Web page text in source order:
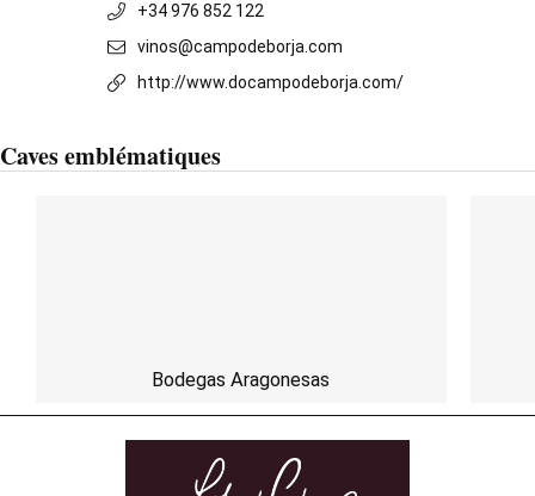
+34 976 852 122
vinos@campodeborja.com
http://www.docampodeborja.com/
Caves emblématiques
Bodegas Aragonesas